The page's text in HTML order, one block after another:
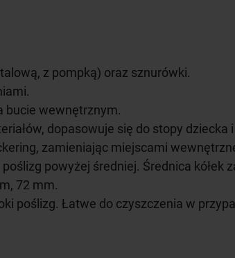
z pompką) oraz sznurówki.
bucie wewnętrznym.
dopasowuje się do stopy dziecka
zamieniając miejscami
powyżej średniej. Średnica kółek
72 mm.
poślizg. Łatwe do czyszczenia w